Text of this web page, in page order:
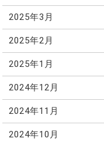
2025年3月
2025年2月
2025年1月
2024年12月
2024年11月
2024年10月